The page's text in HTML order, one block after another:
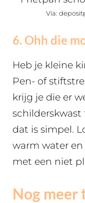
Via:
6. Ohh die
Heb je kleine
Pen- of
krijg je die er
dat is simpel.
warm water
met een niet
Nog meer